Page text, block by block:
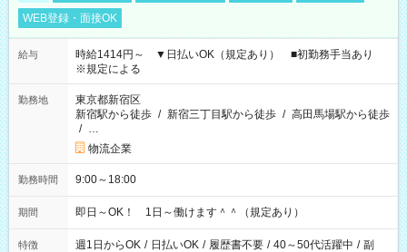
WEB登録・面接OK
給与
時給1414円～ ▼日払いOK（規定あり） ■初勤務手当あり
※規定による
勤務地
東京都新宿区
新宿駅から徒歩 / 新宿三丁目駅から徒歩 / 高田馬場駅から徒歩
/ …
物流企業
勤務時間 9:00～18:00
期間 即日～OK！ 1日～働けます＾＾（規定あり）
特徴 週1日からOK / 日払いOK / 履歴書不要 / 40～50代活躍中 / 副